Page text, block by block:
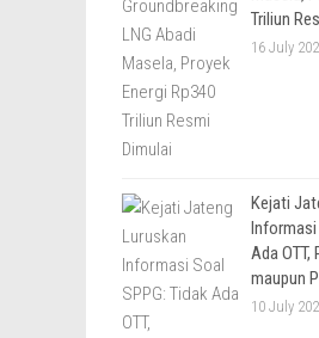
Triliun
16 July
Kejati
Informasi
Ada OTT,
maupun
10 July